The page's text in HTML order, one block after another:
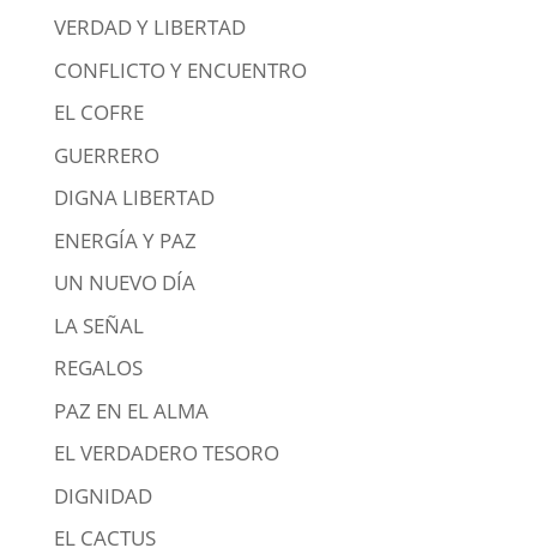
VERDAD Y LIBERTAD
CONFLICTO Y ENCUENTRO
EL COFRE
GUERRERO
DIGNA LIBERTAD
ENERGÍA Y PAZ
UN NUEVO DÍA
LA SEÑAL
REGALOS
PAZ EN EL ALMA
EL VERDADERO TESORO
DIGNIDAD
EL CACTUS